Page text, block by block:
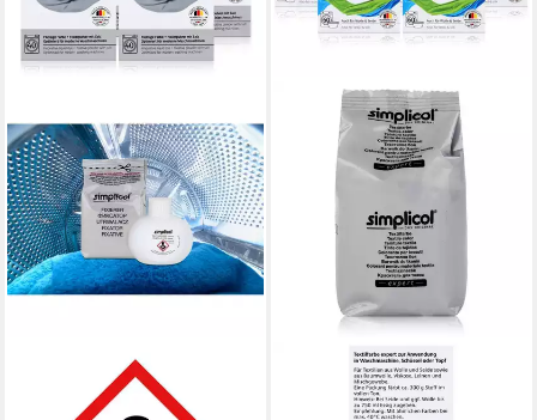
Textilfarbe Simplicol
SIMPLICOL
Textilfarbe Simplicol